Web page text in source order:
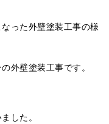
った外壁塗装工事の様
外壁塗装工事です。
した。